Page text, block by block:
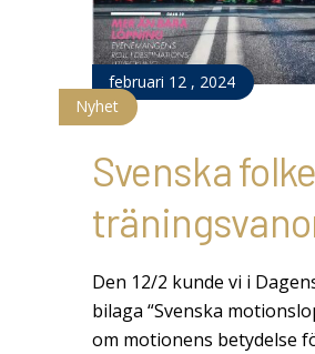
februari 12, 2024
Nyhet
Svenska
Den 12/2 kunde vi i
bilaga “Svenska
om motionens betydelse